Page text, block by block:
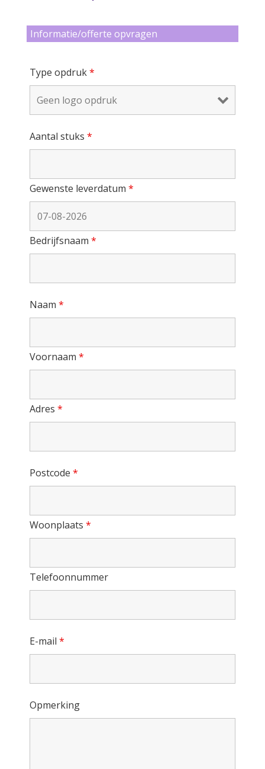
Informatie/offerte opvragen
Type opdruk*
Aantal stuks *
Gewenste leverdatum *
Bedrijfsnaam *
Naam *
Voornaam *
Adres *
Postcode *
Woonplaats *
Telefoonnummer
E-mail *
Opmerking